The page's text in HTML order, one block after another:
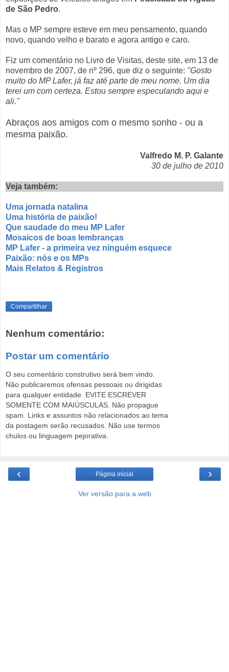
de São Pedro.
Mas o MP sempre esteve em meu pensamento, quando
novo, quando velho e barato e agora antigo e caro.
Fiz um comentário no Livro de Visitas, deste site, em 13 de
novembro de 2007, de nº 296, que diz o seguinte: "Gosto
muito do MP Lafer, já faz até parte de meu nome. Um dia
terei um com certeza. Estou sempre especulando aqui e
ali."
Abraços aos amigos com o mesmo sonho - ou a
mesma paixão.
Valfredo M. P. Galante
30 de julho de 2010
Veja também:
Uma jornada natalina
Uma história de paixão!
Que saudade do meu MP Lafer
Mosaicos de boas lembranças
MP Lafer - a primeira vez ninguém esquece
Paixão: nós e os MPs
Mais Relatos & Registros
Compartilhar
Nenhum comentário:
Postar um comentário
O seu comentário construtivo será bem vindo.
Não publicaremos ofensas pessoais ou dirigidas
para qualquer entidade. EVITE ESCREVER
SOMENTE COM MAIÚSCULAS. Não propague
spam. Links e assuntos não relacionados ao tema
da postagem serão recusados. Não use termos
chulos ou linguagem pejorativa.
‹ ›
Página inicial
Ver versão para a web